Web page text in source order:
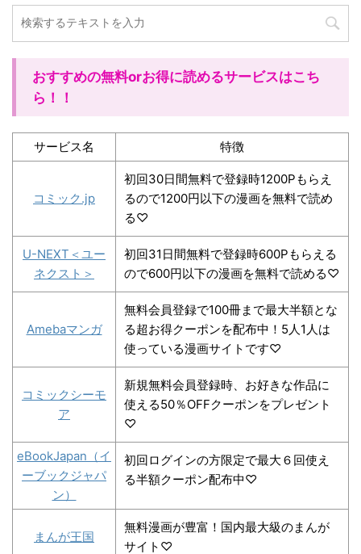
おすすめの無料orお得に読めるサービスはこち
ら！！
サービス名 特徴
コミック.jp
初回30日間無料で登録時1200Pもらえ
るので1200円以下の漫画を無料で読め
る♡
U-NEXT＜ユー
ネクスト＞
初回31日間無料で登録時600Pもらえる
ので600円以下の漫画を無料で読める♡
Amebaマンガ
無料会員登録で100冊まで最大半額とな
る超お得クーポンを配布中！5人1人は
使っている漫画サイトです♡
コミックシーモ
ア
新規無料会員登録時、 お好きな作品に
使える50％OFFクーポンをプレゼント
♡
eBookJapan（イ
ーブックジャパ
ン）
初回ログインの方限定で最大６回使え
る半額クーポン配布中♡
まんが王国
無料漫画が豊富！国内最大級のまんが
サイト♡